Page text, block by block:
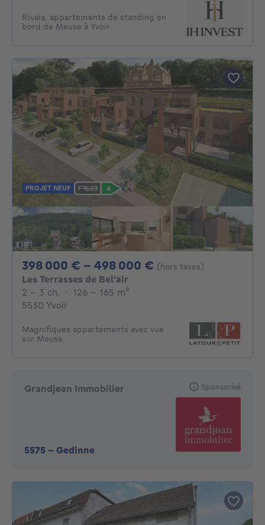
Rivaia, appartements de standing en
bord de Meuse à Yvoir
PROJET NEUF
398 000 € - 498 000 € De 398000€ À
(hors taxes)
Les Terrasses de Bel'air
2 - 3 Chambres
2 - 3 ch. · 126 - 165 m²
5530 Yvoir
Magnifiques appartements avec vue
sur Meuse
Grandjean Immobilier
5575 - Gedinne
Sponsorisé